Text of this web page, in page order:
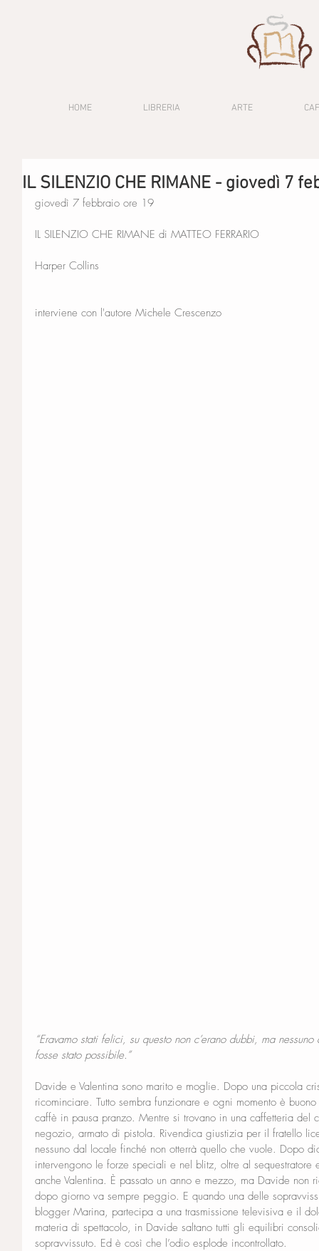
HOME LIBRERIA ARTE
IL SILENZIO CHE RIMANE - giovedì 7
giovedì 7 febbraio ore 19
IL SILENZIO CHE RIMANE di MATTEO FERRARIO
Harper Collins
interviene con l'autore Michele Crescenzo
“Eravamo stati felici, su questo non c’erano dubbi, ma
fosse stato possibile.”
Davide e Valentina sono marito e moglie. Dopo una piccola
ricominciare. Tutto sembra funzionare e ogni momento è
caffè in pausa pranzo. Mentre si trovano in una caffetteria del
negozio, armato di pistola. Rivendica giustizia per il fratello
nessuno dal locale finché non otterrà quello che vuole. Dopo
intervengono le forze speciali e nel blitz, oltre al
anche Valentina. È passato un anno e mezzo, ma Davide
dopo giorno va sempre peggio. E quando una delle
blogger Marina, partecipa a una trasmissione televisiva e il
materia di spettacolo, in Davide saltano tutti gli equilibri
sopravvissuto. Ed è così che l’odio esplode incontrollato.